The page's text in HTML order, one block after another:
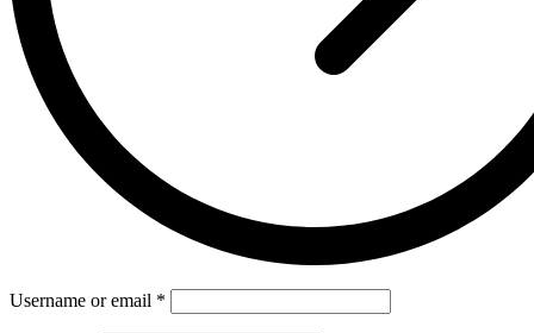
Username or email *